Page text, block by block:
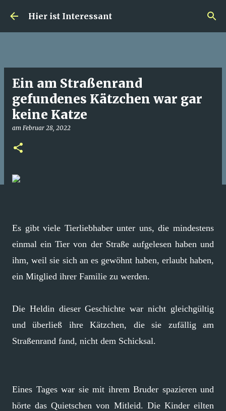
Direkt zum Hauptbereich
Hier ist Interessant
Ein am Straßenrand
gefundenes Kätzchen war gar
keine Katze
am Februar 28, 2022
Es gibt viele Tierliebhaber unter uns, die mindestens
einmal ein Tier von der Straße aufgelesen haben und
ihm, weil sie sich an es gewöhnt haben, erlaubt haben,
ein Mitglied ihrer Familie zu werden.
Die Heldin dieser Geschichte war nicht gleichgültig
und überließ ihre Kätzchen, die sie zufällig am
Straßenrand fand, nicht dem Schicksal.
Eines Tages war sie mit ihrem Bruder spazieren und
hörte das Quietschen von Mitleid. Die Kinder eilten